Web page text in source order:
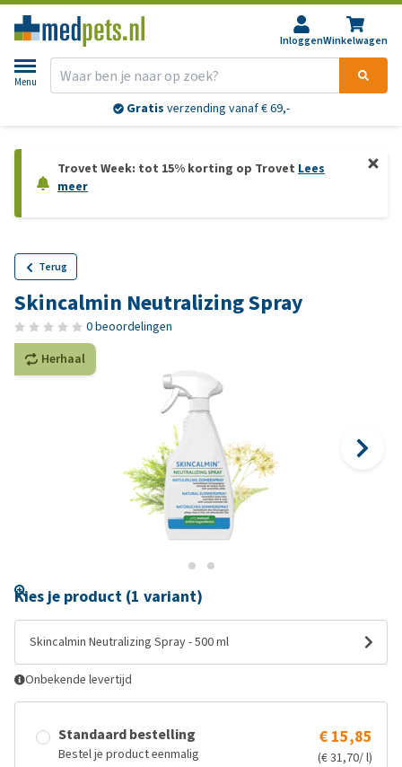
InloggenWinkelwagen
Menu
Gratis verzending vanaf € 69,-
Trovet Week: tot 15% korting op Trovet Lees
meer
Terug
Skincalmin Neutralizing Spray
0 beoordelingen
Herhaal
Kies je product (1 variant)
Skincalmin Neutralizing Spray - 500 ml
Onbekende levertijd
Standaard bestelling
Bestel je product eenmalig
€ 15,85
(€ 31,70/ l)